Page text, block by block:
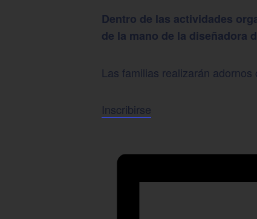
Dentro de las actividades
de la mano de la diseñadora
Las familias realizarán
Inscribirse